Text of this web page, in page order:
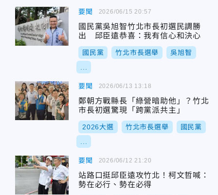
要聞
國民黨吳旭智竹北市長初選民調勝
出 邱臣遠恭喜：我有信心和決心
國民黨 竹北市長選舉 吳旭智
2026/06/15 20:57
要聞
鄭朝方戰縣長「綠營暗助他」？竹北
市長初選驚現「跨黨派共主」
2026大選 竹北市長選舉 國民黨
2026/06/13 13:18
要聞
站路口挺邱臣遠攻竹北！柯文哲喊：
勢在必行、勢在必得
2026/06/12 21:20